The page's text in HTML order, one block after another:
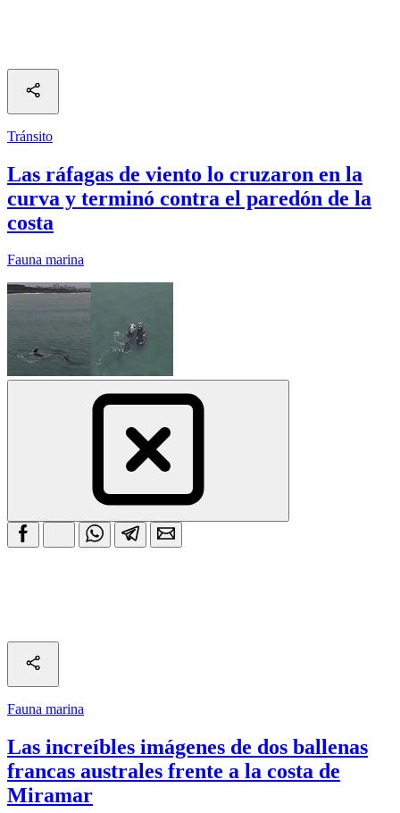
Tránsito
Las ráfagas de viento lo cruzaron en la
curva y terminó contra el paredón de la
costa
Fauna marina
Fauna marina
Las increíbles imágenes de dos ballenas
francas australes frente a la costa de
Miramar